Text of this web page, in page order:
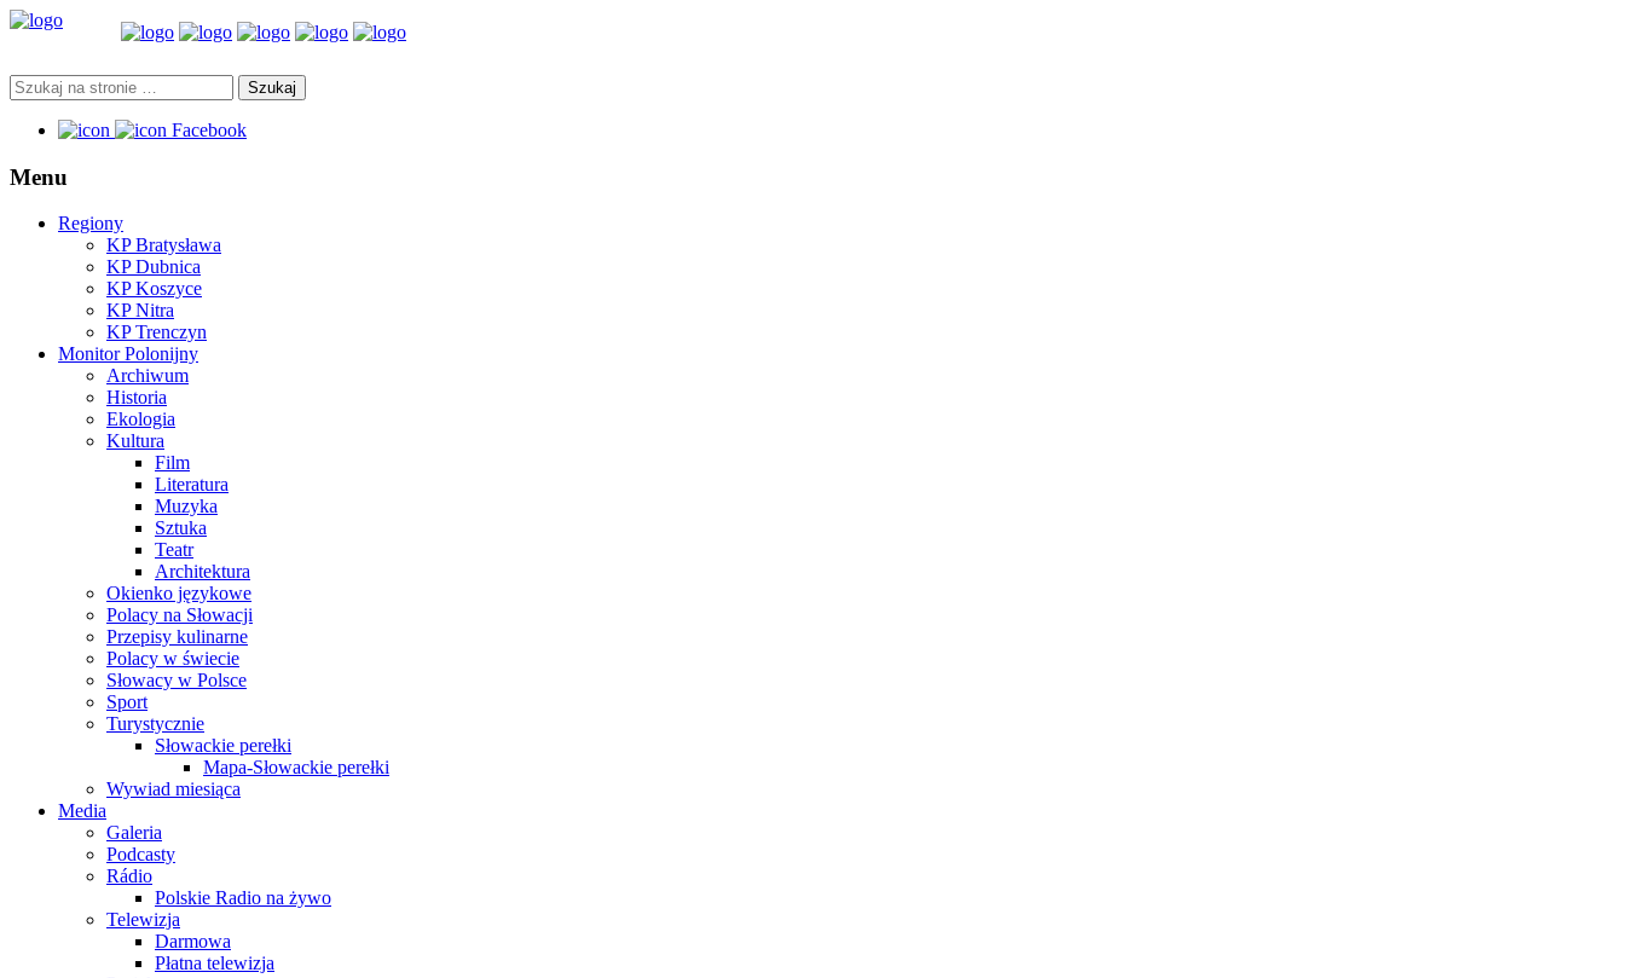
Facebook
Menu
Regiony
KP Bratysława
KP Dubnica
KP Koszyce
KP Nitra
KP Trenczyn
Monitor Polonijny
Archiwum
Historia
Ekologia
Kultura
Film
Literatura
Muzyka
Sztuka
Teatr
Architektura
Okienko językowe
Polacy na Słowacji
Przepisy kulinarne
Polacy w świecie
Słowacy w Polsce
Sport
Turystycznie
Słowackie perełki
Mapa-Słowackie perełki
Wywiad miesiąca
Media
Galeria
Podcasty
Rádio
Polskie Radio na żywo
Telewizja
Darmowa
Płatna telewizja